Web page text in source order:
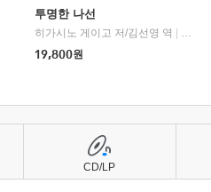
투명한 나선
히가시노 게이고 저/김선영 역
북다
19,800원
CD/LP